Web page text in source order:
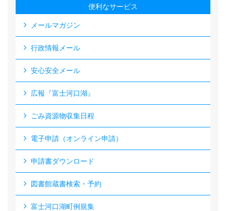
便利なサービス
メールマガジン
行政情報メール
安心安全メール
広報『富士河口湖』
ごみ資源物収集日程
電子申請（オンライン申請）
申請書ダウンロード
図書館蔵書検索・予約
富士河口湖町例規集